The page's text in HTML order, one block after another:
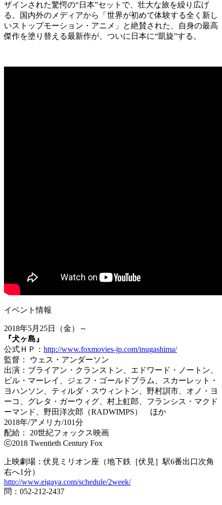
ザインされた驚愕の“日本”セットで、壮大な旅を繰り広げ
る。国内外のメディアから「世界が初めて体験する全く新し
いストップモーション・アニメ」と絶賛された、自身の最高
傑作を塗り替える最新作が、ついに日本に“凱旋”する。
イベント情報
2018年5月25日（金）～
『犬ヶ島』
公式ＨＰ： http://www.foxmovies-jp.com/inugashima/
監督： ウェス・アンダーソン
出演：ブライアン・クランストン、エドワード・ノートン、
ビル・マーレイ、ジェフ・ゴールドブラム、スカーレット・
ヨハンソン、ティルダ・スウィントン、野村訓市、オノ・ヨ
ーコ、グレタ・ガーウィグ、村上虹郎、フランシス・マクド
ーマンド、野田洋次郎（RADWIMPS） ほか
2018年/アメリカ/101分
配給： 20世紀フォックス映画
ⓒ2018 Twentieth Century Fox
上映劇場：伏見ミリオン座（地下鉄［伏見］駅6番出口次角
右へ1分）
http://www.eigaya.com/schedule/2week/
問：052-212-2437